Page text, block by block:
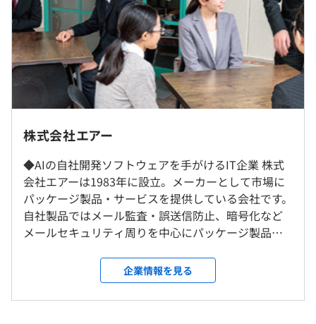
プロジェクトごとに選択
チーム内の連携は密におこなっています。
外部パートナー、客先エンジニアとの接点も多いです。
おとなしく黙々とがんばるタイプの方から、社交的な方ま
でいろいろな人がいます。
※本社は大阪にありますが、東京在住の方（東京勤務希望
の方）の本社転勤の可能性は極めて低いです。
就業場所の変更範囲
＜雇入時＞
東京事業所および自宅（在宅勤務の場合）
＜変更範囲＞
（※ 想定年収は年収提示額を保証するものではありません）
※現在シフト勤務制導入中です。
（始業7：00～11：00、終業15：30～19：30の範囲内）
休憩時間：12:00〜13:00（60分）
平均残業時間：10時間程度
株式会社エアー
◆AIの自社開発ソフトウェアを手がけるIT企業 株式
会社エアーは1983年に設立。メーカーとして市場に
パッケージ製品・サービスを提供している会社です。
自社製品ではメール監査・誤送信防止、暗号化など
メールセキュリティ周りを中心にパッケージ製品を
は、海外パッケージ製品を利用して、データサイエ
ンス、ビッグデータ解析などのシステム開発を手が
けています。当社が提供する製品・サービスのご利用
企業情報を見る